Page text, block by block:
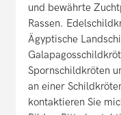
und bewährte
Rassen.
Ägyptische
Spornschildkröten
an einer
kontaktieren Sie